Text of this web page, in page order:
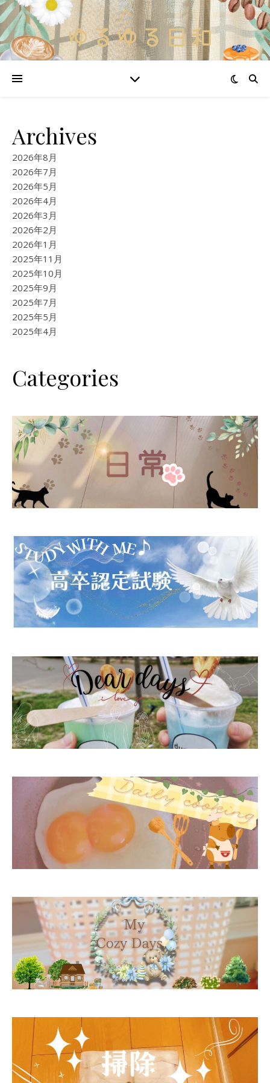
Archives
2026年8月
2026年7月
2026年5月
2026年4月
2026年3月
2026年2月
2026年1月
2025年11月
2025年10月
2025年9月
2025年7月
2025年5月
2025年4月
Categories